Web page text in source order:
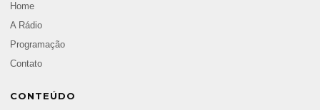
Home
A Rádio
Programação
Contato
CONTEÚDO